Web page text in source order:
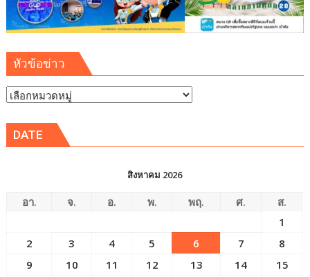
หัวข้อข่าว
หัวข้อ
DATE
สิงหาคม 2026
อา. จ. อ. พ. พฤ. ศ.
ส.
1
2
3 4 5 6 7
8
9
10 11 12 13 14
15